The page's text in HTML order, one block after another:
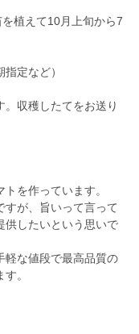
植えて10月上旬から7
定など）
収穫したてをお送り
を作っています。
すが、旨いって言って
供したいという思いで
軽な値段で最高品質の
。